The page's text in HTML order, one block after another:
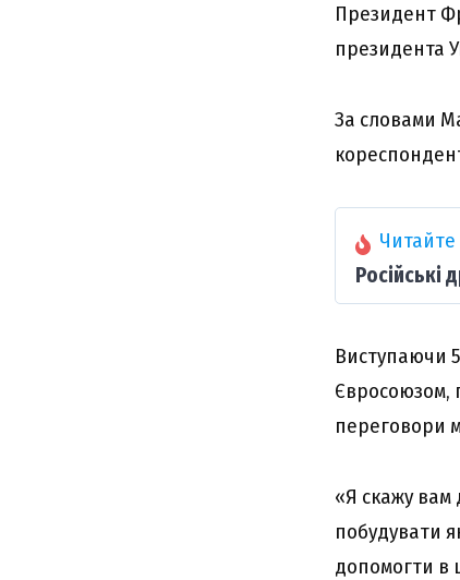
Президент
президента
За словами
Читайте
Російські
Виступаючи
Євросоюзом,
переговори
«Я скажу вам
побудувати
допомогти в